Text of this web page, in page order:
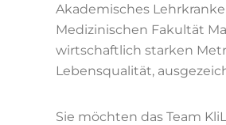
Akademisches
Medizinischen Fakultät
wirtschaftlich starken
Lebensqualität,
Sie möchten das Team